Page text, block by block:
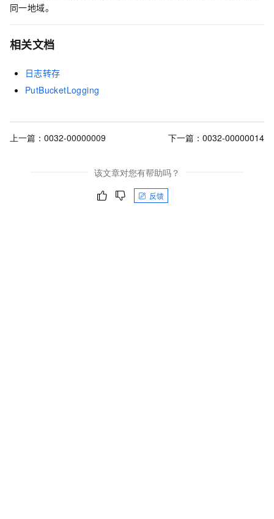
同一地域。
相关文档
日志转存
PutBucketLogging
上一篇： 0032-00000009 下一篇： 0032-00000014
该文章对您有帮助吗？
反馈